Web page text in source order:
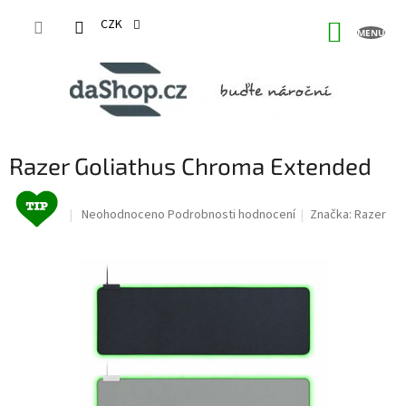
CZK
Razer Goliathus Chroma Extended
Průměrné
0,0
Neohodnoceno Podrobnosti hodnocení Značka:Razer